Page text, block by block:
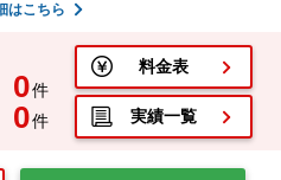
はこちら
0件
0件
料金表
実績一覧